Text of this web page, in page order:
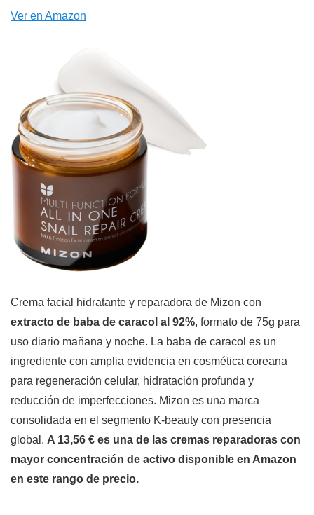
Ver en Amazon
Crema facial hidratante y reparadora de Mizon con
extracto de baba de caracol al 92%, formato de 75g para
uso diario mañana y noche. La baba de caracol es un
ingrediente con amplia evidencia en cosmética coreana
para regeneración celular, hidratación profunda y
reducción de imperfecciones. Mizon es una marca
consolidada en el segmento K-beauty con presencia
global. A 13,56 € es una de las cremas reparadoras con
mayor concentración de activo disponible en Amazon
en este rango de precio.